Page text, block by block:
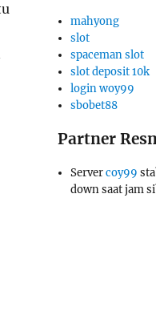
mahyong
slot
spaceman slot
slot deposit 10k
login woy99
sbobet88
Partner
Servercoy99
down saat jam